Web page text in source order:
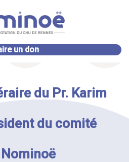
un don
du Pr. Karim
du comité